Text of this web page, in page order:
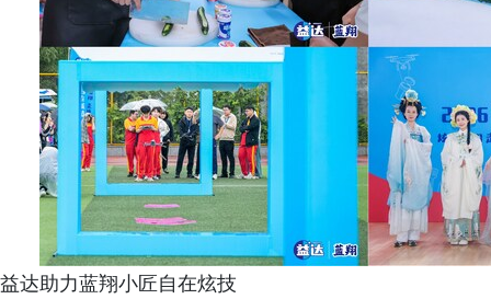
益达助力蓝翔小匠自在炫技